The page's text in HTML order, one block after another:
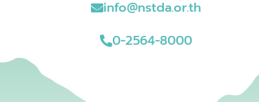
info@nstda.or.th
0-2564-8000